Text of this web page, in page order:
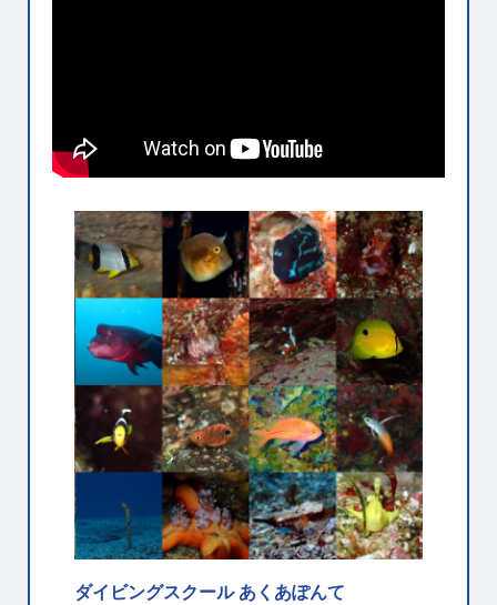
ダイビングスクール あくあぽんて